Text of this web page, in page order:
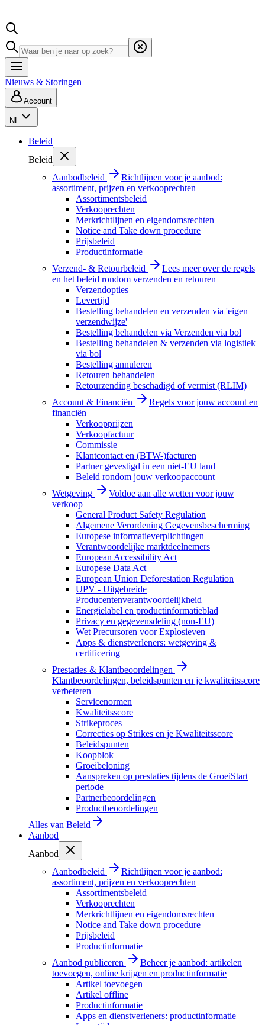
Nieuws & Storingen
Account
NL
Beleid
Beleid
Aanbodbeleid
Richtlijnen voor je aanbod:
assortiment, prijzen en verkooprechten
Assortimentsbeleid
Verkooprechten
Merkrichtlijnen en eigendomsrechten
Notice and Take down procedure
Prijsbeleid
Productinformatie
Verzend- & Retourbeleid
Lees meer over de regels
en het beleid rondom verzenden en retouren
Verzendopties
Levertijd
Bestelling behandelen en verzenden via 'eigen
verzendwijze'
Bestelling behandelen via Verzenden via bol
Bestelling behandelen & verzenden via logistiek
via bol
Bestelling annuleren
Retouren behandelen
Retourzending beschadigd of vermist (RLIM)
Account & Financiën
Regels voor jouw account en
financiën
Verkoopprijzen
Verkoopfactuur
Commissie
Klantcontact en (BTW-)facturen
Partner gevestigd in een niet-EU land
Beleid rondom jouw verkoopaccount
Wetgeving
Voldoe aan alle wetten voor jouw
verkoop
General Product Safety Regulation
Algemene Verordening Gegevensbescherming
Europese informatieverplichtingen
Verantwoordelijke marktdeelnemers
European Accessibility Act
Europese Data Act
European Union Deforestation Regulation
UPV - Uitgebreide
Producentenverantwoordelijkheid
Energielabel en productinformatieblad
Privacy en gegevensdeling (non-EU)
Wet Precursoren voor Explosieven
Apps & dienstverleners: wetgeving &
certificering
Prestaties & Klantbeoordelingen
Klantbeoordelingen, beleidspunten en je kwaliteitsscore
verbeteren
Servicenormen
Kwaliteitsscore
Strikeproces
Correcties op Strikes en je Kwaliteitsscore
Beleidspunten
Koopblok
Groeibeloning
Aanspreken op prestaties tijdens de GroeiStart
periode
Partnerbeoordelingen
Productbeoordelingen
Alles van Beleid
Aanbod
Aanbod
Aanbodbeleid
Richtlijnen voor je aanbod:
assortiment, prijzen en verkooprechten
Assortimentsbeleid
Verkooprechten
Merkrichtlijnen en eigendomsrechten
Notice and Take down procedure
Prijsbeleid
Productinformatie
Aanbod publiceren
Beheer je aanbod: artikelen
toevoegen, online krijgen en productinformatie
Artikel toevoegen
Artikel offline
Productinformatie
Apps en dienstverleners: productinformatie